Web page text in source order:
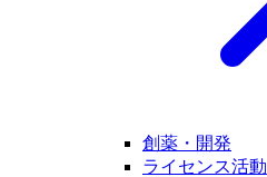
創薬・開発
ライセンス活動